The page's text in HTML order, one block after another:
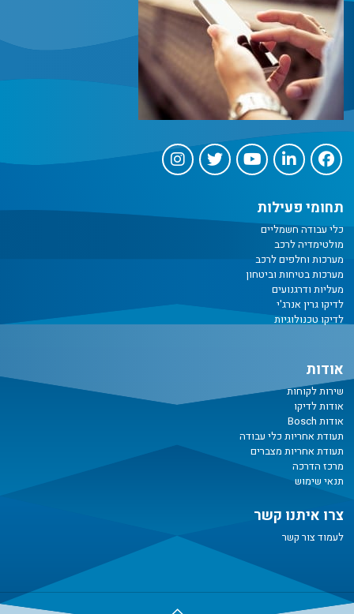
תחומי פעילות
כלי עבודה חשמליים
מולטימדיה לרכב
מערכות וחלפים לרכב
מערכות בטיחות וביטחון
מעליות ודרגנועים
לדיקו גרין אנרג'י
לדיקו טכנולוגיות
אודות
שירות לקוחות
אודות לדיקו
אודות Bosch
תעודת אחריות כלי עבודה
תעודת אחריות מצברים
מרכז הדרכה
תנאי שימוש
צרו איתנו קשר
לעמוד צור קשר